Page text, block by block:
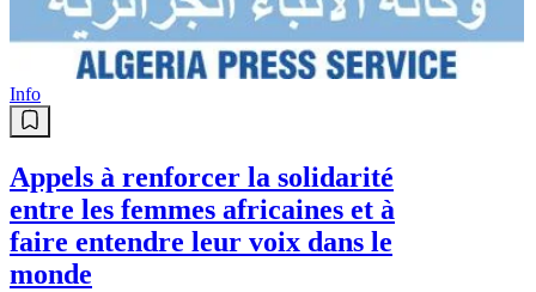
Info
Appels à renforcer la solidarité
entre les femmes africaines et à
faire entendre leur voix dans le
monde